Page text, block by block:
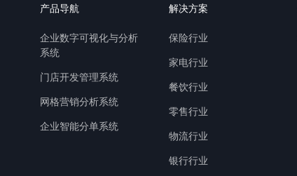
产品导航
企业数字可视化与分析
系统
门店开发管理系统
网格营销分析系统
企业智能分单系统
解决方案
保险行业
家电行业
餐饮行业
零售行业
物流行业
银行行业